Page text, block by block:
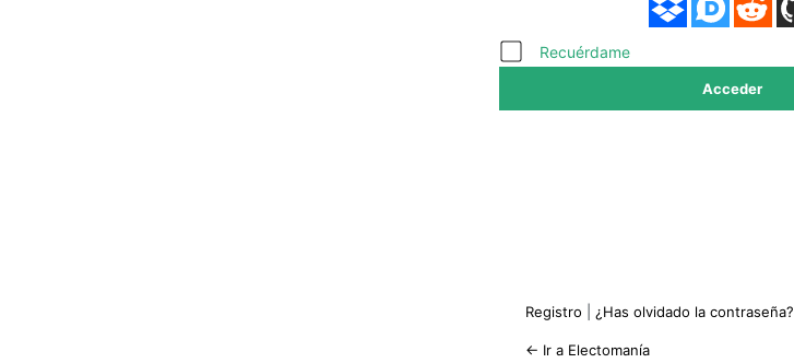
Recuérdame
Registro ¿Has olvidado la contraseña?
← Ir a Electomanía